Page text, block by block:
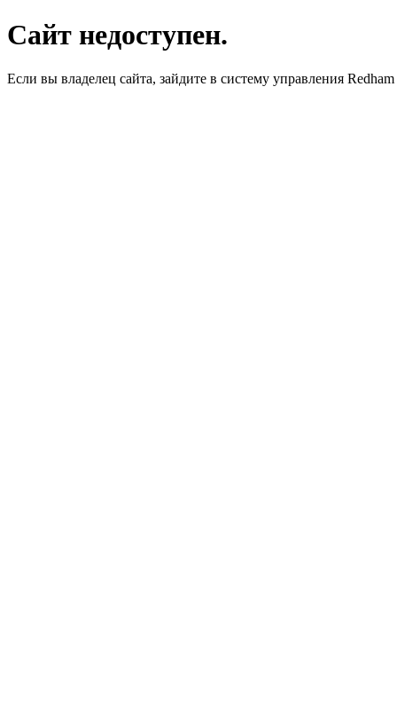
Сайт недоступен.
Если вы владелец сайта, зайдите в систему управления